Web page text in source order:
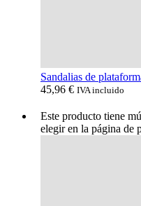
Sandalias de
45,96 € IVA incluido
Este producto tiene
elegir en la página de